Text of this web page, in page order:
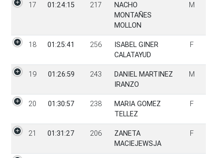
17 01:24:15 217
NACHO
MONTAÑES
MOLLON
M
18 01:25:41 256
ISABEL GINER
CALATAYUD
F
19 01:26:59 243
DANIEL MARTINEZ
IRANZO
M
20 01:30:57 238
MARIA GOMEZ
TELLEZ
F
21 01:31:27 206
ZANETA
MACIEJEWSJA
F